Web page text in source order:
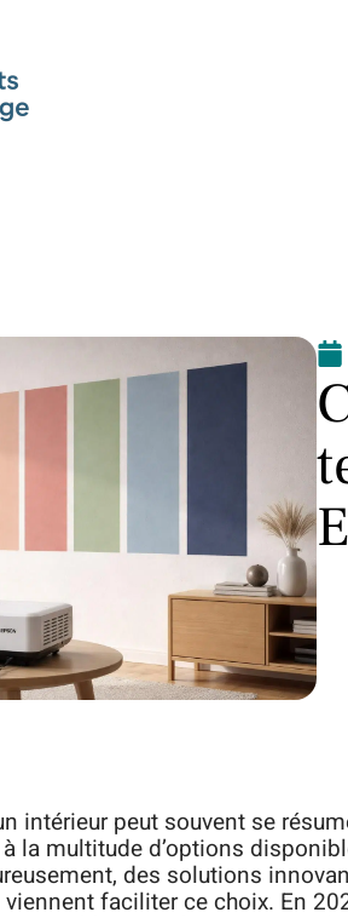
intérieur peut souvent se
à la multitude d’options
des solutions
viennent faciliter ce choix. En